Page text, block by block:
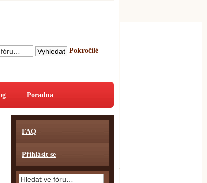
Pokročilé
Poradna
FAQ
Přihlásit se